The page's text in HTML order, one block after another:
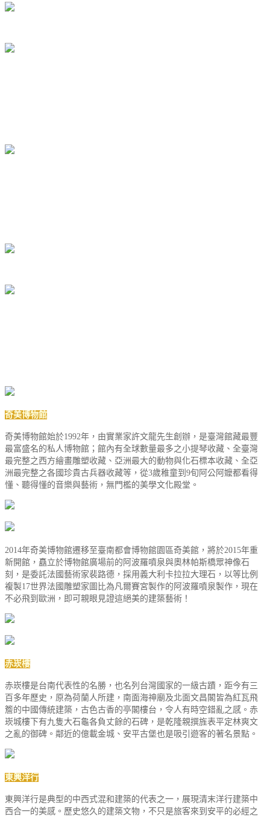
奇美博物館
奇美博物館始於1992年，由實業家許文龍先生創辦，是臺灣館藏最豐
最富盛名的私人博物館；館內有全球數量最多之小提琴收藏、全臺灣
最完整之西方繪畫雕塑收藏、亞洲最大的動物與化石標本收藏、全亞
洲最完整之各國珍貴古兵器收藏等，從3歲稚童到9旬阿公阿嬤都看得
懂、聽得懂的音樂與藝術，無門檻的美學文化殿堂。
2014年奇美博物館遷移至臺南都會博物館園區奇美館，將於2015年重
新開館，矗立於博物館廣場前的阿波羅噴泉與奧林帕斯橋眾神像石
刻，是委託法國藝術家裴路德，採用義大利卡拉拉大理石，以等比例
複製17世界法國雕塑家圖比為凡爾賽宮製作的阿波羅噴泉製作，現在
不必飛到歐洲，即可親眼見證這絕美的建築藝術！
赤崁樓
赤崁樓是台南代表性的名勝，也名列台灣國家的一級古蹟，距今有三
百多年歷史，原為荷蘭人所建，南面海神廟及北面文昌閣皆為紅瓦飛
簷的中國傳統建築，古色古香的亭閣樓台，令人有時空錯亂之感。赤
崁城樓下有九隻大石龜各負丈餘的石碑，是乾隆親撰旌表平定林爽文
之亂的御碑。鄰近的億載金城、安平古堡也是吸引遊客的著名景點。
東興洋行
東興洋行是典型的中西式混和建築的代表之一，展現清末洋行建築中
西合一的美感。歷史悠久的建築文物，不只是旅客來到安平的必經之